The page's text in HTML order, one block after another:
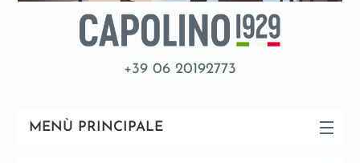
+39 06 20192773
MENÙ PRINCIPALE